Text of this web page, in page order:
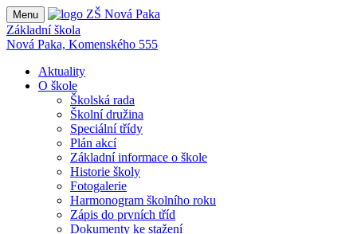
Menu
Základní škola
Nová Paka, Komenského 555
Aktuality
O škole
Školská rada
Školní družina
Speciální třídy
Plán akcí
Základní informace o škole
Historie školy
Fotogalerie
Harmonogram školního roku
Zápis do prvních tříd
Dokumenty ke stažení